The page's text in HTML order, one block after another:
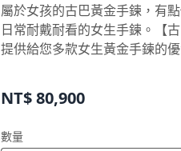
屬於女孩的古巴黃金手鍊，有
日常耐戴耐看的女生手鍊。【
提供給您多款女生黃金手鍊的
NT$80,900
數量